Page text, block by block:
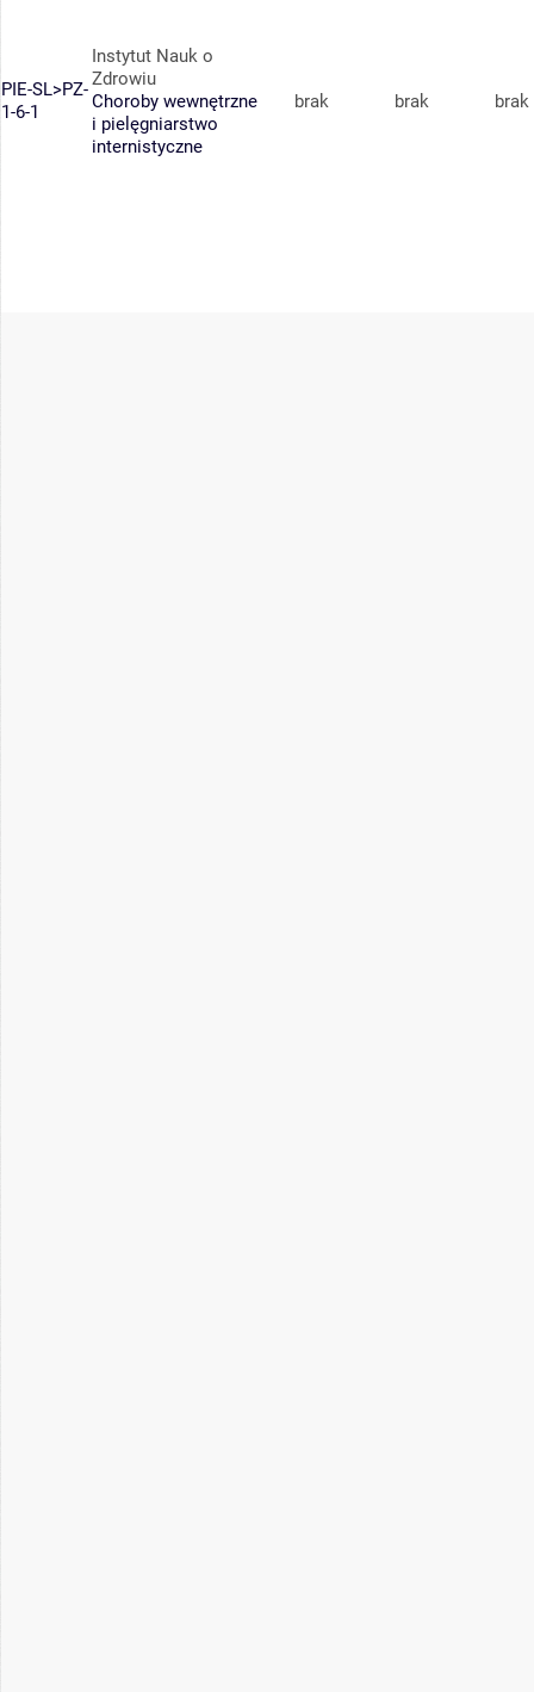
PIE-SL>PZ-
1-6-1
Instytut Nauk o
Zdrowiu
Choroby wewnętrzne
i pielęgniarstwo
internistyczne
brak brak brak